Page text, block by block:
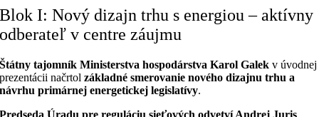
Blok I: Nový dizajn trhu s energiou – aktívny
odberateľ v centre záujmu
Štátny tajomník Ministerstva hospodárstva Karol Galek v úvodnej
prezentácii načrtolzákladné smerovanie nového dizajnu trhu a
návrhu primárnej energetickej legislatívy.